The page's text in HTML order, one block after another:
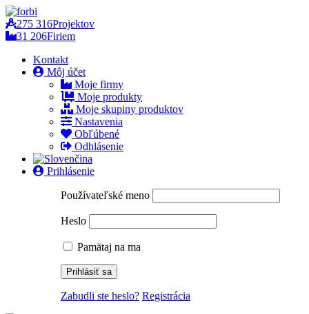
275 316Projektov
31 206Firiem
Kontakt
Môj účet
Moje firmy
Moje produkty
Moje skupiny produktov
Nastavenia
Obľúbené
Odhlásenie
Prihlásenie
Používateľské meno
Heslo
Pamätaj na ma
Zabudli ste heslo? Registrácia